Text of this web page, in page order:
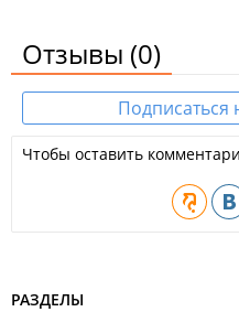
Свой двор-сквер.Во дворе
беззаботной жизни. Для
благоустроены игровые и
живописными скамейками
Комфортное
размеренный образ жизни.
Отзывы (0)
Подписаться
Чтобы оставить
РАЗДЕЛЫ